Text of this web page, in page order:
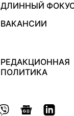
ДЛИННЫЙ
ВАКАНСИИ
РЕДАКЦИОННАЯ
ПОЛИТИКА